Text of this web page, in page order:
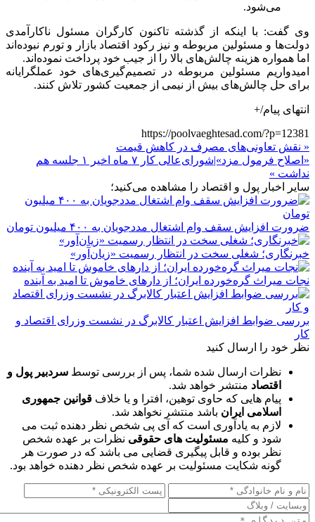
می‌شود.
وی گفت: با اینکه از گذشته تاکنون کارگران مسئول ناکارآمدی
دولت‌ها و مسئولین مربوطه و نیز رکود اقتصاد بازار و تورم نبوده‌اند
اما همواره هزینه چالش‌های بالا را از جیب خود پرداخت نموده‌اند.
امیدواریم مسئولین مربوطه در تصمیم‌گیری‌های خود عملگرایانه
برای حل چالش‌های بیش از نیمی از جمعیت کشور تلاش کنند.
انتهای پیام/+
https://poolvaeghtesad.com/?p=12381
« نقش تعاونی‌های مصرف در کاهش قیمت‌
«اصلاح فرمول مزد»|شورای‌عالی کار ۷ ماه اخیر ۱ جلسه هم
نداشت »
سایر اخبار پول و اقتصاد را مشاهده می‌کنید؛
ضرورت افزایش سقف وام اشتغال مددجویان به ۴۰۰ میلیون تومان
خبرنگاری؛ شغلی سخت در انتظار رسمیت «زیان‌آور»
نجات میراث گره‌خورده ایران؛ از دارهای خاموش تا امید به آینده
بررسی ضوابط افزایش اعتبار کالابرگ در نشست وزرای اقتصاد و
کار
نظر خود را ارسال کنید
نظرات ارسال شده شما، پس از بررسی توسط سردبیر پول و
اقتصاد منتشر خواهد شد.
پیام هایی که حاوی توهین، افترا و یا خلاف قوانین جمهوری
اسلامی ایران باشد منتشر نخواهد شد.
لازم به یادآوری است که آی پی شخص نظر دهنده ثبت می
شود و کلیه مسئولیت های حقوقی نظرات بر عهده شخص
نظر بوده و قابل پیگیری قضایی می باشد که در صورت هر
گونه شکایت مسئولیت بر عهده شخص نظر دهنده خواهد بود.